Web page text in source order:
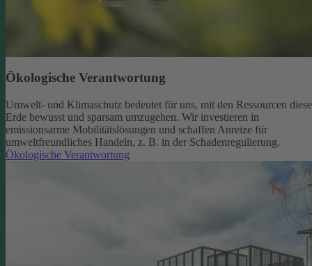
Ökologische Verantwortung
Umwelt- und Klimaschutz bedeutet für uns, mit den Ressourcen
Erde bewusst und sparsam umzugehen. Wir investieren in
emissionsarme Mobilitätslösungen und schaffen Anreize für
umweltfreundliches Handeln, z. B. in der Schadenregulierung.
Ökologische Verantwortung